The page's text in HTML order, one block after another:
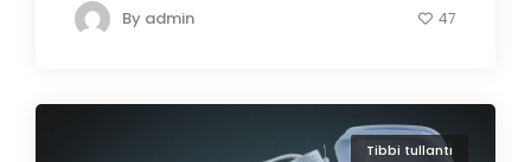
By admin 47
Tibbi tullantı